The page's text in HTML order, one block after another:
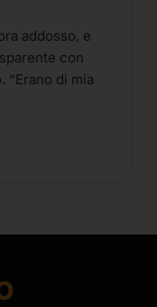
addosso, e
con
“Erano di mia